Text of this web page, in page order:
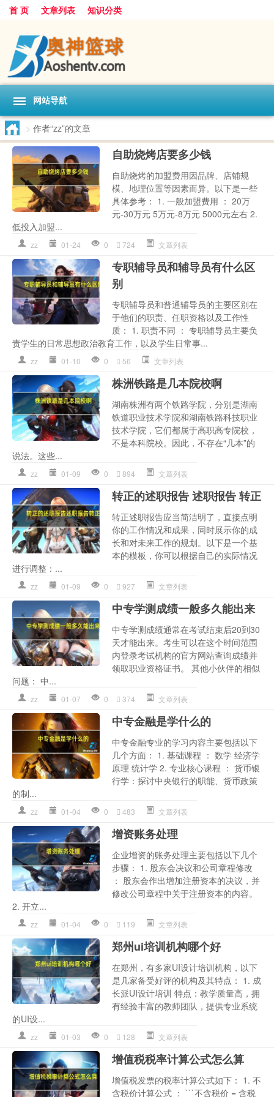
首 页 文章列表 知识分类
网站导航
> 作者“zz”的文章
自助烧烤店要多少钱
自助烧烤的加盟费用因品牌、店铺规
模、地理位置等因素而异。以下是一些
具体参考： 1. 一般加盟费用 ： 20万
元-30万元 5万元-8万元 5000元左右 2.
低投入加盟...
zz 01-24 0 724 文章列表
专职辅导员和辅导员有什么区
别
专职辅导员和普通辅导员的主要区别在
于他们的职责、任职资格以及工作性
质： 1. 职责不同 ： 专职辅导员主要负
责学生的日常思想政治教育工作，以及学生日常事...
zz 01-10 0 56 文章列表
株洲铁路是几本院校啊
湖南株洲有两个铁路学院，分别是湖南
铁道职业技术学院和湖南铁路科技职业
技术学院，它们都属于高职高专院校，
不是本科院校。因此，不存在“几本”的
说法。这些...
zz 01-09 0 894 文章列表
转正的述职报告 述职报告 转正
转正述职报告应当简洁明了，直接点明
你的工作情况和成果，同时展示你的成
长和对未来工作的规划。以下是一个基
本的模板，你可以根据自己的实际情况
进行调整：...
zz 01-09 0 927 文章列表
中专学测成绩一般多久能出来
中专学测成绩通常在考试结束后20到30
天才能出来。考生可以在这个时间范围
内登录考试机构的官方网站查询成绩并
领取职业资格证书。 其他小伙伴的相似
问题： 中...
zz 01-07 0 374 文章列表
中专金融是学什么的
中专金融专业的学习内容主要包括以下
几个方面： 1. 基础课程 ： 数学 经济学
原理 统计学 2. 专业核心课程 ： 货币银
行学：探讨中央银行的职能、货币政策
的制...
zz 01-04 0 483 文章列表
增资账务处理
企业增资的账务处理主要包括以下几个
步骤： 1. 股东会决议和公司章程修改
： 股东会作出增加注册资本的决议，并
修改公司章程中关于注册资本的内容。
2. 开立...
zz 01-04 0 119 文章列表
郑州ui培训机构哪个好
在郑州，有多家UI设计培训机构，以下
是几家备受好评的机构及其特点： 1. 成
长派UI设计培训 特点：教学质量高，拥
有经验丰富的教师团队，提供专业系统
的UI设...
zz 01-03 0 128 文章列表
增值税税率计算公式怎么算
增值税发票的税率计算公式如下： 1. 不
含税价计算公式 ： ```不含税价 = 含税